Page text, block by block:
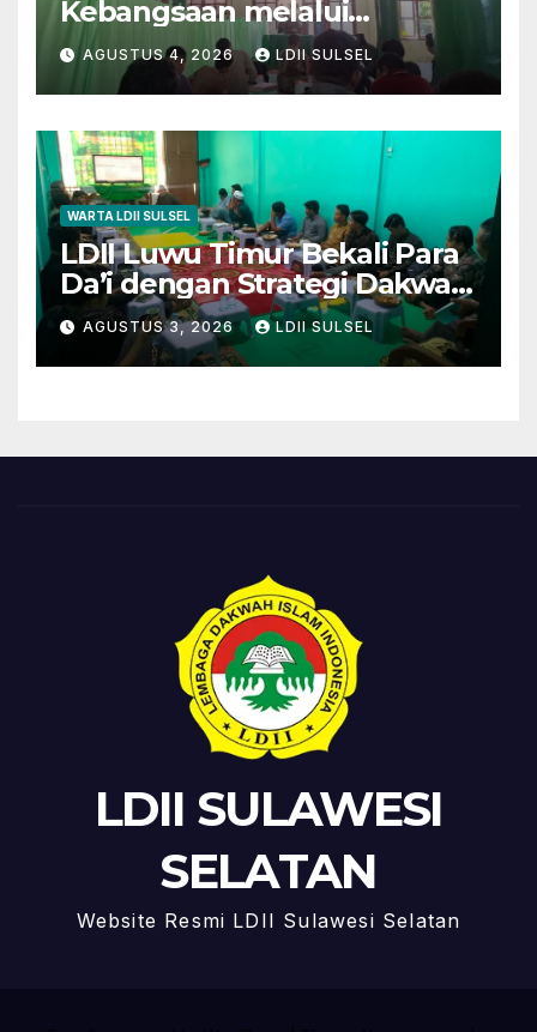
Kebangsaan melalui
Pengajian Rutin
AGUSTUS 4, 2026 LDII SULSEL
WARTA LDII SULSEL
LDII Luwu Timur Bekali Para
Da’i dengan Strategi Dakwah
dan Kewirausahaan untuk
Wujudkan Kemandirian
AGUSTUS 3, 2026 LDII SULSEL
LDII SULAWESI
SELATAN
Website Resmi LDII Sulawesi Selatan